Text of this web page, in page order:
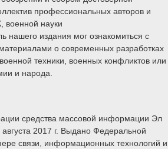
профессиональных авторов и
военной науки
нашего издания мог ознакомиться с
о современных разработках
техники, военных конфликтов или
и народа.
средства массовой информации Эл
2017 г. Выдано Федеральной
связи, информационных технологий и